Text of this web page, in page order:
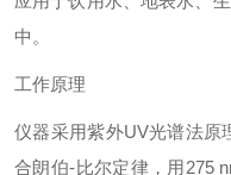
中。
工作原理
仪器采用紫外UV光谱法原
合朗伯-比尔定律，用275